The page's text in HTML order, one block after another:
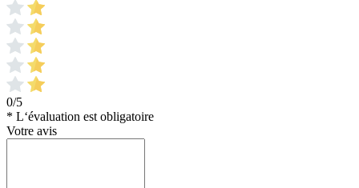
0/5
* L‘évaluation est obligatoire
Votre avis